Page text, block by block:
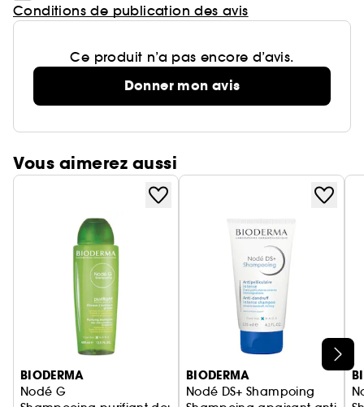
Conditions de publication des avis
Ce produit n’a pas encore d’avis.
Donner mon avis
Vous aimerez aussi
Ignorer le carrousel produits
BIODERMA
Nodé G
BIODERMA
Nodé DS+ Shampoing